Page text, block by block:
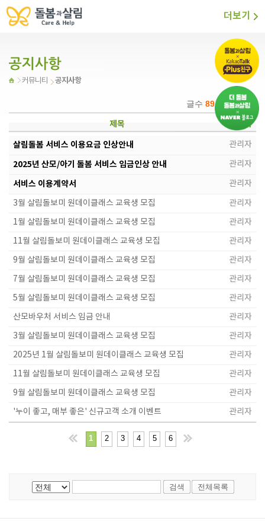
더보기
커뮤니티 공지사항
글수 89( 1/6 page)
제목 작성자
살림돌봄 서비스 이용요금 인상안내 관리자
2025년 산모/아기 돌봄 서비스 임금인상 안내 관리자
서비스 이용계약서 관리자
3월 살림돌보미 원데이클래스 교육생 모집
관리자
1월 살림돌보미 원데이클래스 교육생 모집
관리자
11월 살림돌보미 원데이클래스 교육생 모집
관리자
9월 살림돌보미 원데이클래스 교육생 모집
관리자
7월 살림돌보미 원데이클래스 교육생 모집
관리자
5월 살림돌보미 원데이클래스 교육생 모집
관리자
산모바우처 서비스 임금 안내
관리자
3월 살림돌보미 원데이클래스 교육생 모집
관리자
2025년 1월 살림돌보미 원데이클래스 교육생 모집
관리자
11월 살림돌보미 원데이클래스 교육생 모집
관리자
9월 살림돌보미 원데이클래스 교육생 모집
관리자
'누이 좋고, 매부 좋은' 신규고객 소개 이벤트
관리자
1 2 3 4 5 6
전체목록